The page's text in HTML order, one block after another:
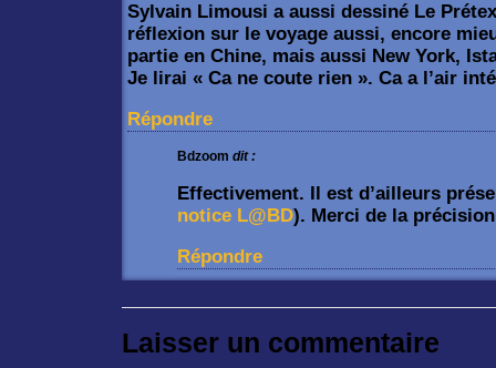
Sylvain Limousi a aussi dessiné Le
réflexion sur le voyage aussi, encore
partie en Chine, mais aussi New York,
Je lirai « Ca ne coute rien ». Ca a l’air
Répondre
Bdzoom dit :
Effectivement. Il est d’ailleurs
notice L@BD). Merci de la
Répondre
Laisser un commentaire